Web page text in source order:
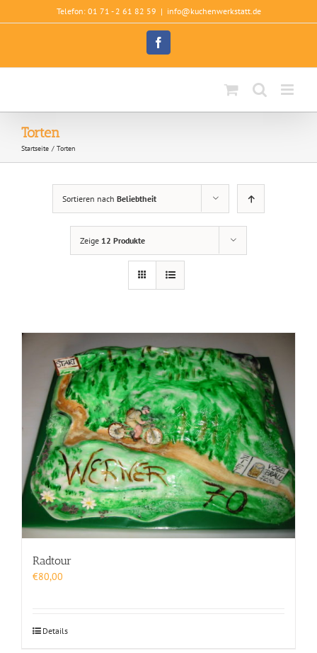
Inhalt
Telefon: 01 71 - 2 61 82 59 | info@kuchenwerkstatt.de
Facebook
Torten
Startseite Torten
Sortieren nach Beliebtheit
Zeige 12 Produkte
Radtour
€80,00
Details